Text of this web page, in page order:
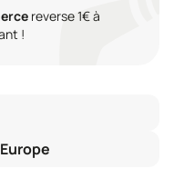
reverse 1€ à
!
Europe